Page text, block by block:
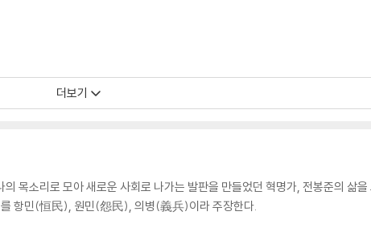
더보기
의 목소리로 모아 새로운 사회로 나가는 발판을 만들었던 혁명가, 전봉준의 삶
항민(恒民), 원민(怨民), 의병(義兵)이라 주장한다.